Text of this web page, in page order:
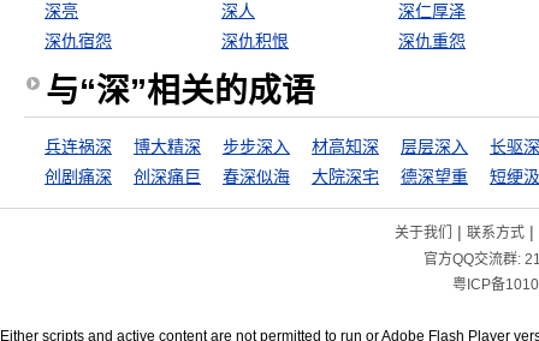
深亮
深人
深仁厚泽
深仇宿怨
深仇积恨 深仇重怨
与“深”相关的成语
兵连祸深 博大精深 步步深入 材高知深 层层深入
长驱
创剧痛深
创深痛巨 春深似海 大院深宅 德深望重 短绠
关于我们 | 联系方式|
官方QQ交流群:
粤ICP备
Either scripts and active content are not permitted to run or Adobe Flash Player